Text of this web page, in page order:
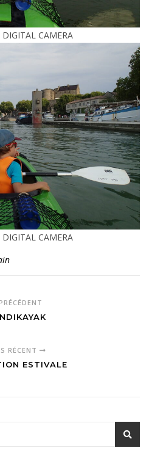
CAMERA
CAMERA
PRÉCÉDENT
RÉCENT
ESTIVALE